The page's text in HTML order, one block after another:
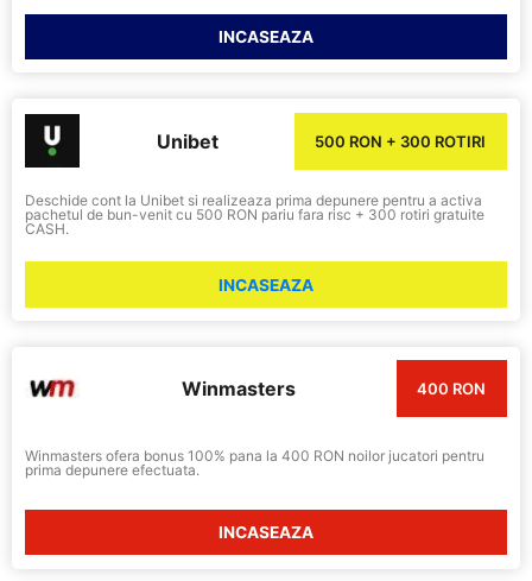
INCASEAZA
Unibet 500 RON + 300 ROTIRI
Deschide cont la Unibet si realizeaza prima depunere pentru a activa
pachetul de bun-venit cu 500 RON pariu fara risc + 300 rotiri gratuite
CASH.
INCASEAZA
Winmasters 400 RON
Winmasters ofera bonus 100% pana la 400 RON noilor jucatori pentru
prima depunere efectuata.
INCASEAZA